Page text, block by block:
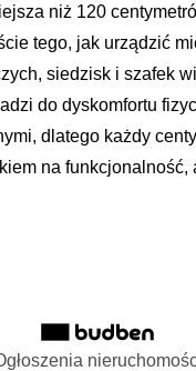
niż 120
tego, jak urządzić
siedzisk i szafek
do dyskomfortu
dlatego każdy
na funkcjonalność,